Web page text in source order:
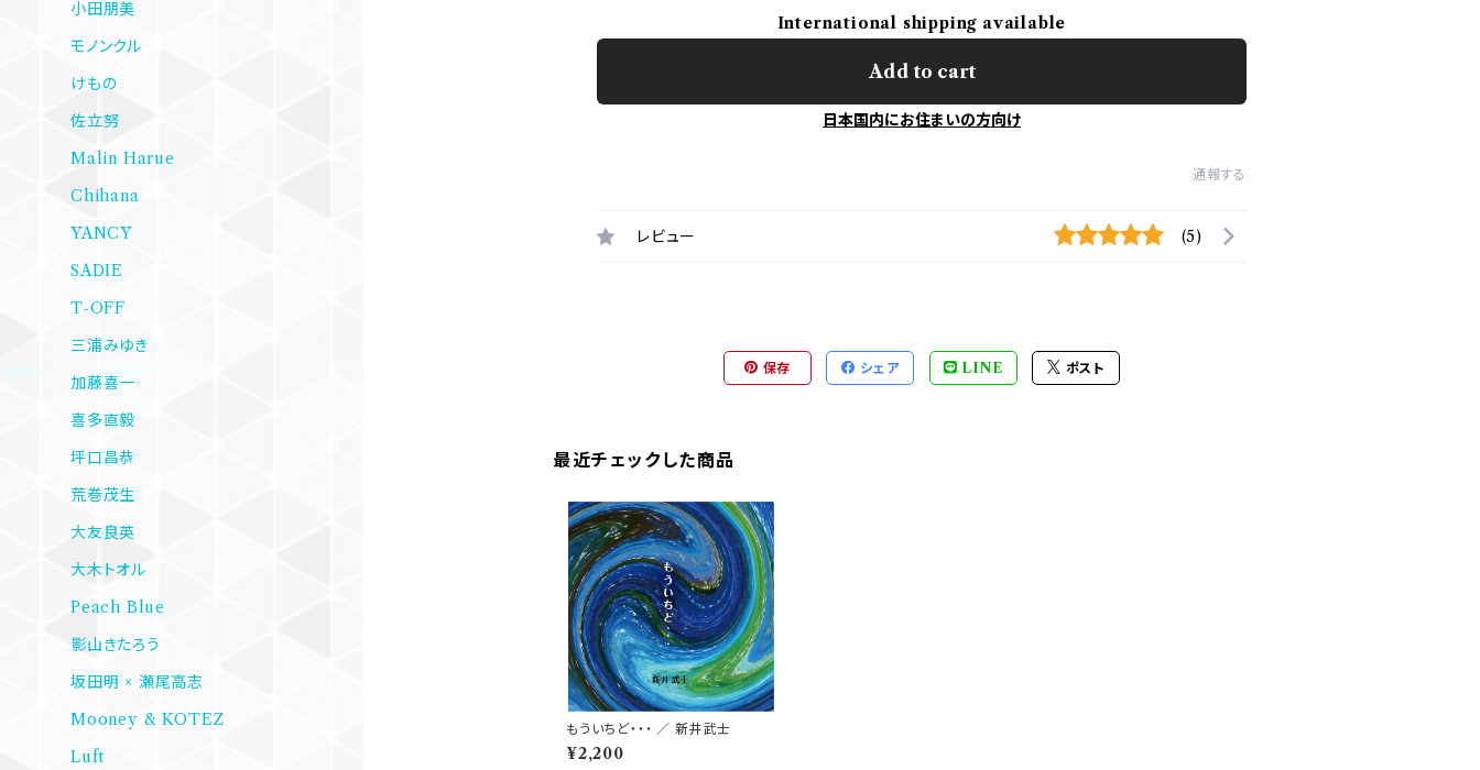
International shipping available
Add to cart
日本国内にお住まいの方向け
通報する
レビュー (5)
保存 シェア LINE ポスト
最近チェックした商品
もういちど・・・ ／ 新井武士
¥2,200
小田朋美
モノンクル
けもの
佐立努
Malin Harue
Chihana
YANCY
SADIE
T-OFF
三浦みゆき
加藤喜一
喜多直毅
坪口昌恭
荒巻茂生
大友良英
大木トオル
Peach Blue
影山きたろう
坂田明 × 瀬尾高志
Mooney & KOTEZ
Luft